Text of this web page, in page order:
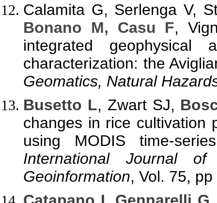
Calamita G, Serlenga V,
Bonano M, Casu F,
integrated geophysical
characterization: the
Geomatics, Natural
Busetto L, Zwart SJ,
changes in rice cultivation
using MODIS time-
International Journal
Geoinformation, Vol. 75,